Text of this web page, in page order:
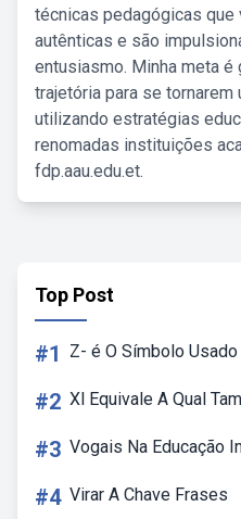
técnicas pedagógicas que
autênticas e são
entusiasmo. Minha meta
trajetória para se tornarem
utilizando estratégias
renomadas instituições
fdp.aau.edu.et.
Top Post
#1 Z- é O Símbolo
#2 Xl Equivale A Qual
#3 Vogais Na Educação
#4 Virar A Chave Frases